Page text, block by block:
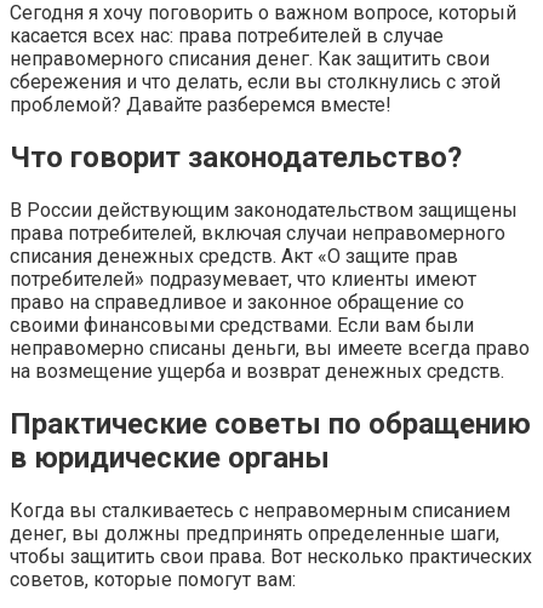
Сегодня я хочу поговорить о важном вопросе, который
касается всех нас: права потребителей в случае
неправомерного списания денег. Как защитить свои
сбережения и что делать, если вы столкнулись с этой
проблемой? Давайте разберемся вместе!
Что говорит законодательство?
В России действующим законодательством защищены
права потребителей, включая случаи неправомерного
списания денежных средств. Акт «О защите прав
потребителей» подразумевает, что клиенты имеют
право на справедливое и законное обращение со
своими финансовыми средствами. Если вам были
неправомерно списаны деньги, вы имеете всегда право
на возмещение ущерба и возврат денежных средств.
Практические советы по обращению
в юридические органы
Когда вы сталкиваетесь с неправомерным списанием
денег, вы должны предпринять определенные шаги,
чтобы защитить свои права. Вот несколько практических
советов, которые помогут вам: